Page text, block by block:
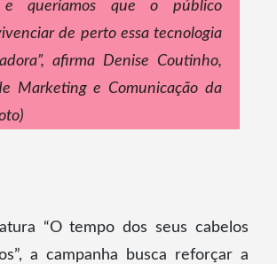
e queríamos que o público
de perto essa tecnologia
afirma Denise Coutinho,
Marketing e Comunicação da
“O tempo dos seus cabelos
a campanha busca reforçar a